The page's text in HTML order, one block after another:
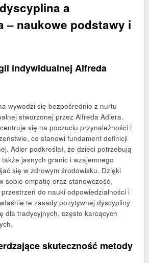
a
– naukowe podstawy i
indywidualnej Alfreda
wywodzi się bezpośrednio z nurtu
stworzonej przez Alfreda Adlera.
się na poczuciu przynależności i
co stanowi fundament definicji
Adler podkreślał, że dzieci potrzebują
także jasnych granic i wzajemnego
się w zdrowym środowisku. Dzięki
sobie empatię oraz stanowczość,
do nauki odpowiedzialności i
te zasady pozytywnej dyscypliny
dla tradycyjnych, często karcących
skuteczność metody